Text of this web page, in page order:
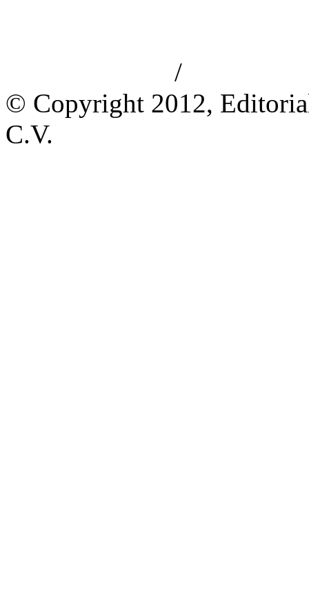
/
© Copyright 2012,
C.V.